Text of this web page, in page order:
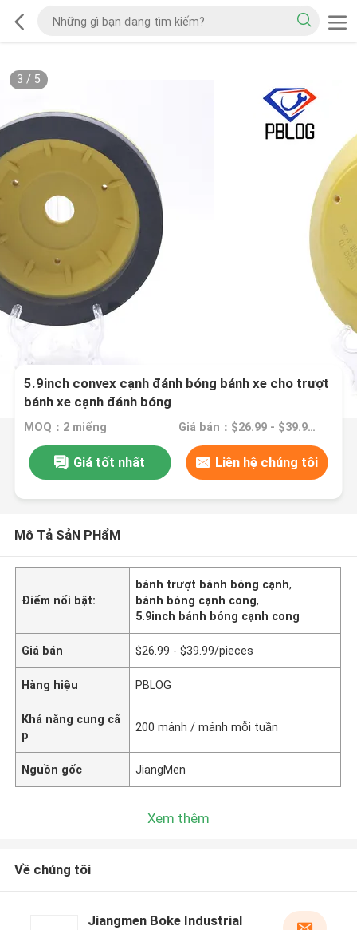
3 / 5
5.9inch convex cạnh đánh bóng bánh xe cho trượt
bánh xe cạnh đánh bóng
MOQ：2 miếng Giá bán：$26.99 - $39.99/pieces
Giá tốt nhất Liên hệ chúng tôi
Mô Tả SảN PHẩM
Điểm nổi bật:
bánh trượt bánh bóng cạnh,
bánh bóng cạnh cong,
5.9inch bánh bóng cạnh cong
Giá bán $26.99 - $39.99/pieces
Hàng hiệu PBLOG
Khả năng cung cấ
p
200 mảnh / mảnh mỗi tuần
Nguồn gốc JiangMen
Xem thêm
Về chúng tôi
Jiangmen Boke Industrial